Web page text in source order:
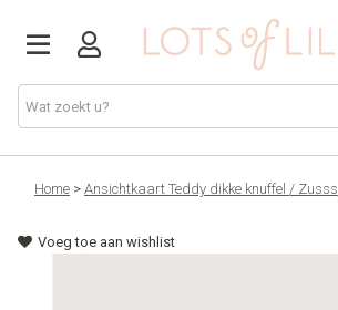
VADERDAG
SOLDEN
Home > Ansichtkaart Teddy dikke knuffel / Zusss
Voeg toe aan wishlist